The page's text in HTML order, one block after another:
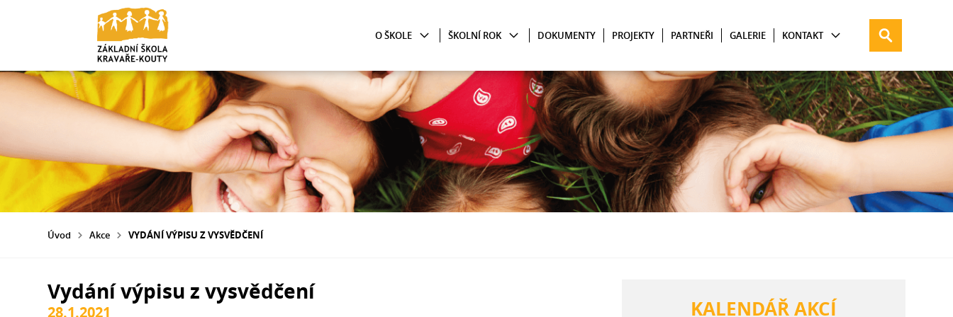
O ŠKOLE ŠKOLNÍ ROK DOKUMENTY PROJEKTY PARTNEŘI GALERIE KONTAKT
Úvod Akce VYDÁNÍ VÝPISU Z VYSVĚDČENÍ
Vydání výpisu z vysvědčení
28.1.2021 KALENDÁŘ AKCÍ